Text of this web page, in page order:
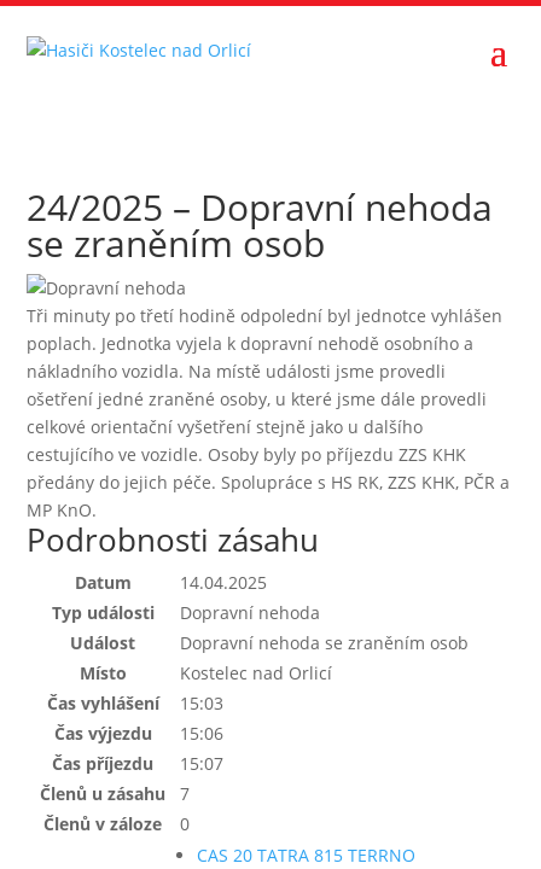
24/2025 – Dopravní nehoda
se zraněním osob
Tři minuty po třetí hodině odpolední byl jednotce vyhlášen
poplach. Jednotka vyjela k dopravní nehodě osobního a
nákladního vozidla. Na místě události jsme provedli
ošetření jedné zraněné osoby, u které jsme dále provedli
celkové orientační vyšetření stejně jako u dalšího
cestujícího ve vozidle. Osoby byly po příjezdu ZZS KHK
předány do jejich péče. Spolupráce s HS RK, ZZS KHK, PČR a
MP KnO.
Podrobnosti zásahu
Datum
14.04.2025
Typ události
Dopravní nehoda
Událost
Dopravní nehoda se zraněním osob
Místo
Kostelec nad Orlicí
Čas vyhlášení
15:03
Čas výjezdu
15:06
Čas příjezdu
15:07
Členů u zásahu
7
Členů v záloze
0
CAS 20 TATRA 815 TERRNO